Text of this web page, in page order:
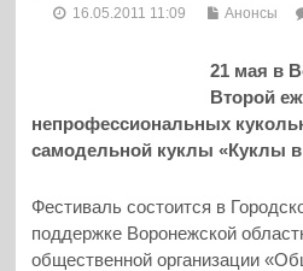
16.05.2011 11:09 Анонсы
21 мая в
Второй
непрофессиональных
самодельной куклы «Куклы в
Фестиваль состоится в
поддержке Воронежской
общественной организации